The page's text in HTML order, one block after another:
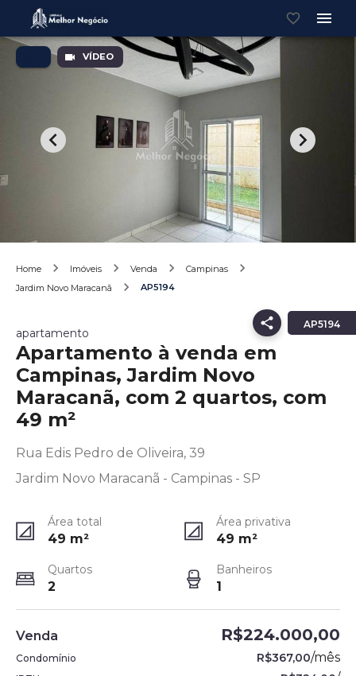
VÍDEO
Home Imóveis Venda
Campinas
Jardim Novo Maracanã
AP5194
AP5194
apartamento
Apartamento à venda em
Campinas, Jardim Novo
Maracanã, com 2 quartos, com
49 m²
Rua Edis Pedro de Oliveira, 39
Jardim Novo Maracanã - Campinas - SP
Área total
49 m²
Área privativa
49 m²
Quartos
2
Banheiros
1
Venda R$224.000,00
Condomínio R$367,00/mês